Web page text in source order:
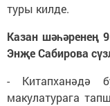
туры килде.
Казан шәһәренең
Энҗе Сабирова
- Китапханәдә
макулатурага